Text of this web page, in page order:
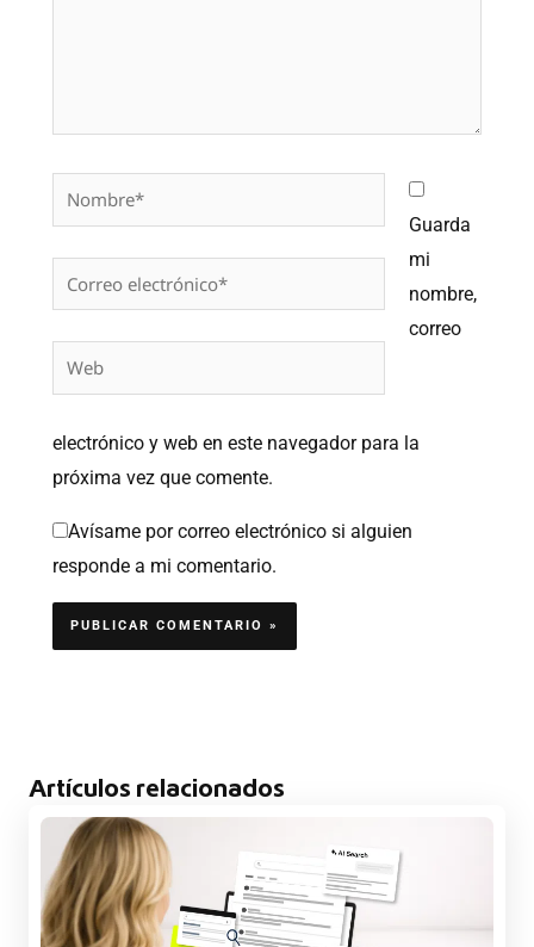
Nombre*
Correo
electrónico*
Web
Guarda
mi
nombre,
correo
electrónico y web en este navegador para la
próxima vez que comente.
Avísame por correo electrónico si alguien
responde a mi comentario.
Artículos relacionados